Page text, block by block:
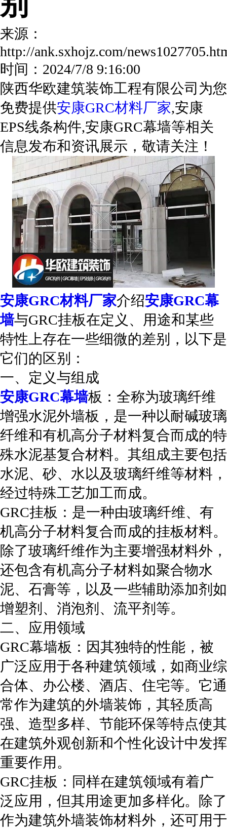
来源：
http://ank.sxhojz.com/
时间：2024/7/8 9:16:00
陕西华欧建筑装饰工程有限公司为您
免费提供安康GRC材料厂家,安康
EPS线条构件,安康GRC幕墙等相关
信息发布和资讯展示，敬请关注！
安康GRC材料厂家介绍安康GRC幕
墙与GRC挂板在定义、用途和某些
特性上存在一些细微的差别，以下是
它们的区别：
一、定义与组成
安康GRC幕墙板：全称为玻璃纤维
增强水泥外墙板，是一种以耐碱玻璃
纤维和有机高分子材料复合而成的特
殊水泥基复合材料。其组成主要包括
水泥、砂、水以及玻璃纤维等材料，
经过特殊工艺加工而成。
GRC挂板：是一种由玻璃纤维、有
机高分子材料复合而成的挂板材料。
除了玻璃纤维作为主要增强材料外，
还包含有机高分子材料如聚合物水
泥、石膏等，以及一些辅助添加剂如
增塑剂、消泡剂、流平剂等。
二、应用领域
GRC幕墙板：因其独特的性能，被
广泛应用于各种建筑领域，如商业综
合体、办公楼、酒店、住宅等。它通
常作为建筑的外墙装饰，其轻质高
强、造型多样、节能环保等特点使其
在建筑外观创新和个性化设计中发挥
重要作用。
GRC挂板：同样在建筑领域有着广
泛应用，但其用途更加多样化。除了
作为建筑外墙装饰材料外，还可用于